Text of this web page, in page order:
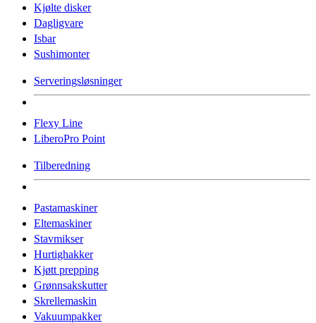
Kjølte disker
Dagligvare
Isbar
Sushimonter
Serveringsløsninger
Flexy Line
LiberoPro Point
Tilberedning
Pastamaskiner
Eltemaskiner
Stavmikser
Hurtighakker
Kjøtt prepping
Grønnsakskutter
Skrellemaskin
Vakuumpakker